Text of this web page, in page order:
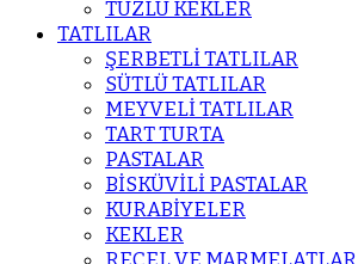
TUZLU KEKLER
TATLILAR
ŞERBETLİ TATLILAR
SÜTLÜ TATLILAR
MEYVELİ TATLILAR
TART TURTA
PASTALAR
BİSKÜVİLİ PASTALAR
KURABİYELER
KEKLER